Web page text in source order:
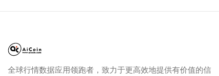
全球行情数据应用领跑者，致力于更高效地提供有价值的信